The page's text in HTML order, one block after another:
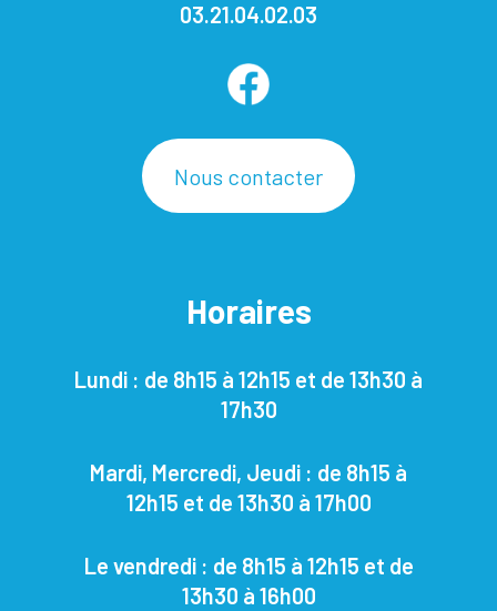
03.21.04.02.03
Nous contacter
Horaires
Lundi : de 8h15 à 12h15 et de 13h30 à
17h30
Mardi, Mercredi, Jeudi : de 8h15 à
12h15 et de 13h30 à 17h00
Le vendredi : de 8h15 à 12h15 et de
13h30 à 16h00